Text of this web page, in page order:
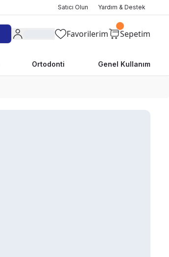
Satıcı Olun Yardım & Destek
Favorilerim Sepetim
Ortodonti Genel Kullanım